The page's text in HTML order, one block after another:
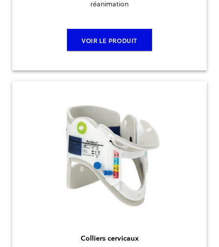
réanimation
VOIR LE PRODUIT
Colliers cervicaux